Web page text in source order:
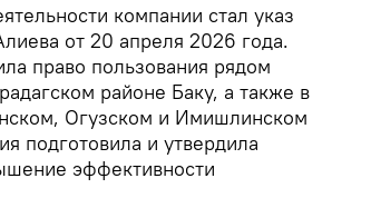
компании стал указ
от 20 апреля 2026 года.
право пользования рядом
районе Баку, а также в
Огузском и Имишлинском
подготовила и утвердила
эффективности